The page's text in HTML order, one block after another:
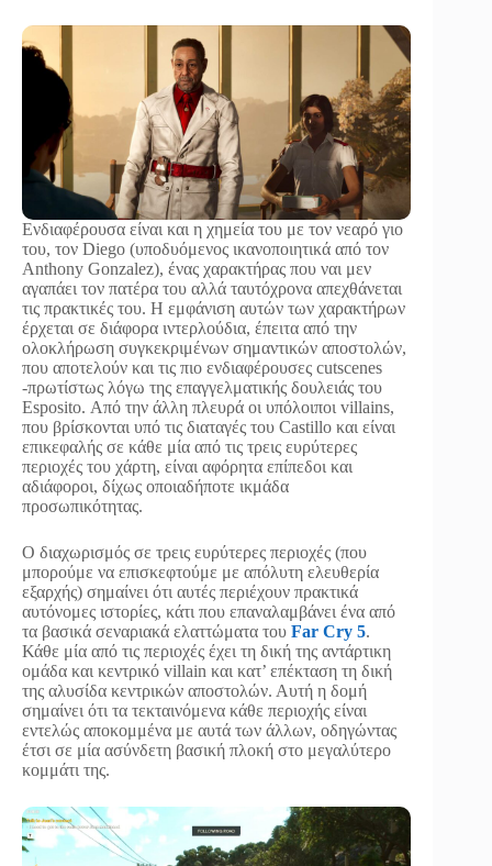
Ενδιαφέρουσα είναι και η χημεία του με τον νεαρό γιο
του, τον Diego (υποδυόμενος ικανοποιητικά από τον
Anthony Gonzalez), ένας χαρακτήρας που ναι μεν
αγαπάει τον πατέρα του αλλά ταυτόχρονα απεχθάνεται
τις πρακτικές του. Η εμφάνιση αυτών των χαρακτήρων
έρχεται σε διάφορα ιντερλούδια, έπειτα από την
ολοκλήρωση συγκεκριμένων σημαντικών αποστολών,
που αποτελούν και τις πιο ενδιαφέρουσες cutscenes
-πρωτίστως λόγω της επαγγελματικής δουλειάς του
Esposito. Από την άλλη πλευρά οι υπόλοιποι villains,
που βρίσκονται υπό τις διαταγές του Castillo και είναι
επικεφαλής σε κάθε μία από τις τρεις ευρύτερες
περιοχές του χάρτη, είναι αφόρητα επίπεδοι και
αδιάφοροι, δίχως οποιαδήποτε ικμάδα
προσωπικότητας.
Ο διαχωρισμός σε τρεις ευρύτερες περιοχές (που
μπορούμε να επισκεφτούμε με απόλυτη ελευθερία
εξαρχής) σημαίνει ότι αυτές περιέχουν πρακτικά
αυτόνομες ιστορίες, κάτι που επαναλαμβάνει ένα από
τα βασικά σεναριακά ελαττώματα του Far Cry 5.
Κάθε μία από τις περιοχές έχει τη δική της αντάρτικη
ομάδα και κεντρικό villain και κατ’ επέκταση τη δική
της αλυσίδα κεντρικών αποστολών. Αυτή η δομή
σημαίνει ότι τα τεκταινόμενα κάθε περιοχής είναι
εντελώς αποκομμένα με αυτά των άλλων, οδηγώντας
έτσι σε μία ασύνδετη βασική πλοκή στο μεγαλύτερο
κομμάτι της.